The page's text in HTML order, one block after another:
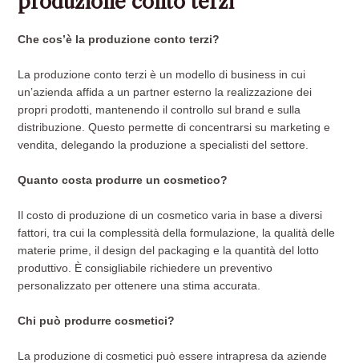
Che cos’è la produzione conto terzi?
La produzione conto terzi è un modello di business in cui
un’azienda affida a un partner esterno la realizzazione dei
propri prodotti, mantenendo il controllo sul brand e sulla
distribuzione. Questo permette di concentrarsi su marketing e
vendita, delegando la produzione a specialisti del settore.
Quanto costa produrre un cosmetico?
Il costo di produzione di un cosmetico varia in base a diversi
fattori, tra cui la complessità della formulazione, la qualità delle
materie prime, il design del packaging e la quantità del lotto
produttivo. È consigliabile richiedere un preventivo
personalizzato per ottenere una stima accurata.
Chi può produrre cosmetici?
La produzione di cosmetici può essere intrapresa da aziende